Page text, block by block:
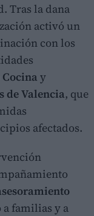
Tras la dana
activó un
con los
y
de Valencia, que
afectados.
a familias y a